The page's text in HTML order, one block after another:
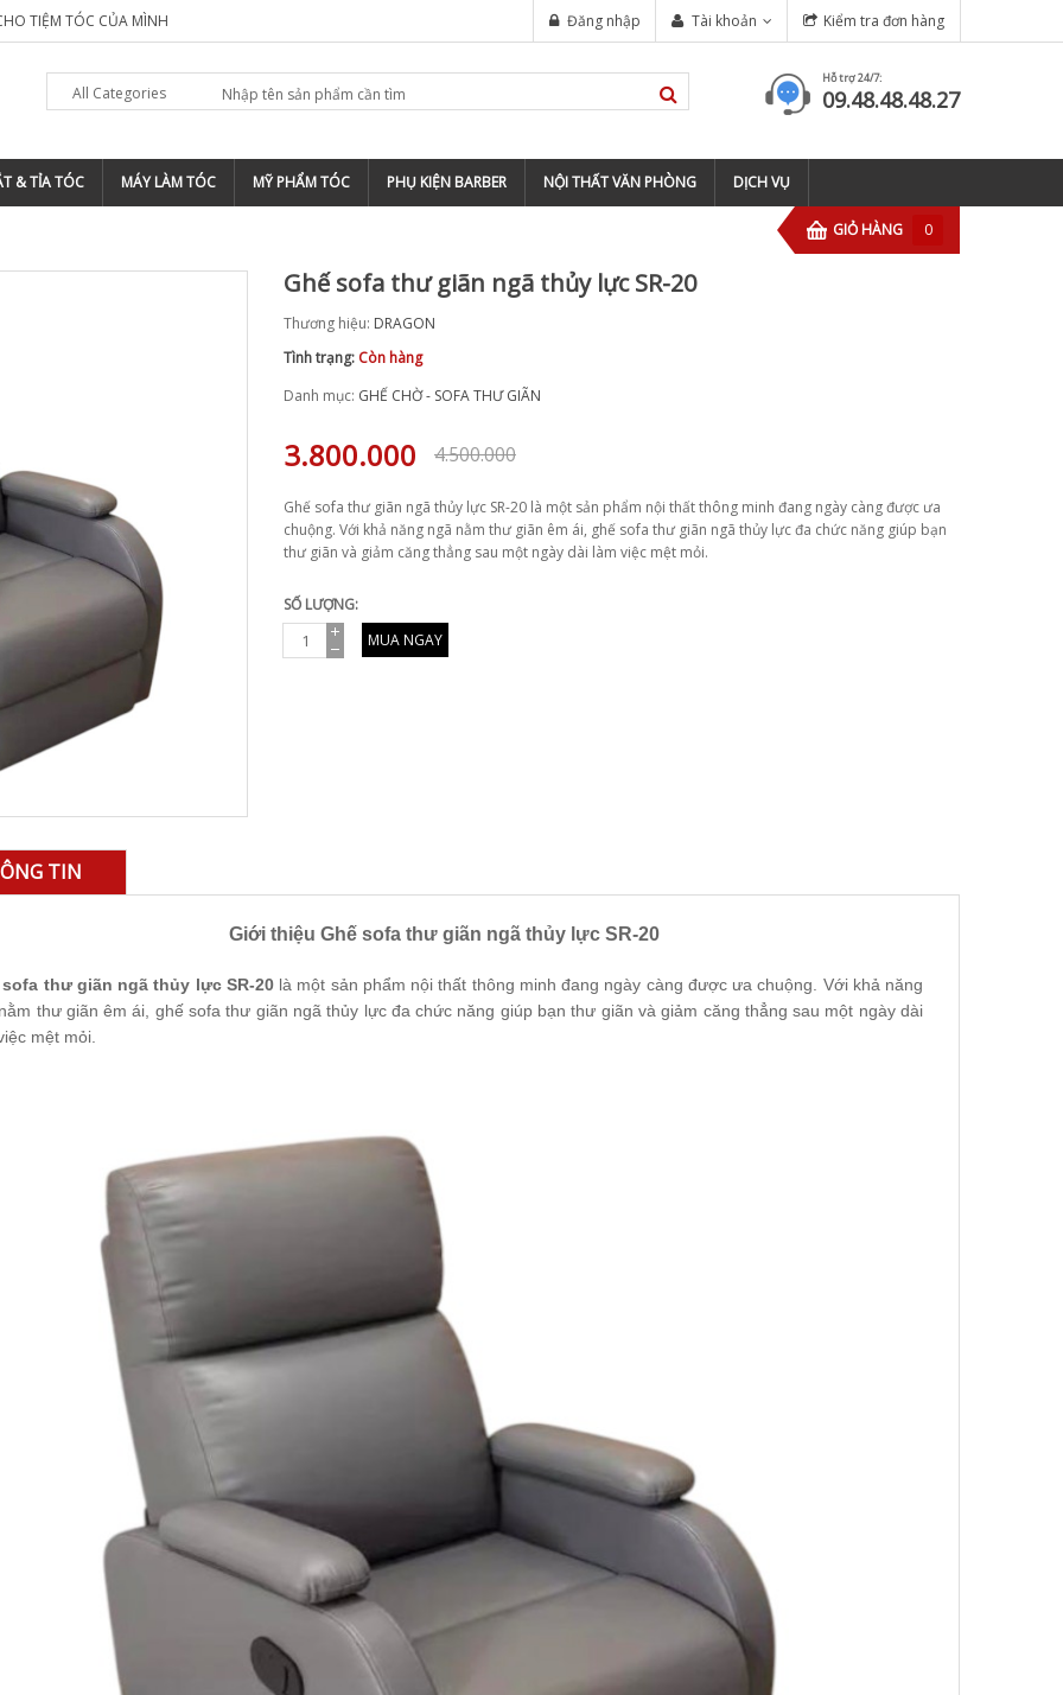
TIỆM TÓC ? TOP 5 ĐỊA CHỈ ĐÀO TẠO BARBER CHUYÊN NGHIỆP TẠI TP HỒ CHÍ MINH tông đơ wahl magic clip
Kiểm tra đơn hàng
Tài khoản
Đăng nhập
All Categories
Hỗ trợ 24/7:
09.48.48.48.27
& TỈA TÓC MÁY LÀM TÓC MỸ PHẨM TÓC PHỤ KIỆN BARBER NỘI THẤT VĂN PHÒNG DỊCH VỤ
GIỎ HÀNG 0
Ghế sofa thư giãn ngã thủy lực SR-20
Thương hiệu: DRAGON
Tình trạng: Còn hàng
Danh mục: GHẾ CHỜ - SOFA THƯ GIÃN
4.500.000
3.800.000
Ghế sofa thư giãn ngã thủy lực SR-20 là một sản phẩm nội thất thông minh đang ngày càng được ưa
chuộng. Với khả năng ngã nằm thư giãn êm ái, ghế sofa thư giãn ngã thủy lực đa chức năng giúp bạn
thư giãn và giảm căng thẳng sau một ngày dài làm việc mệt mỏi.
SỐ LƯỢNG:
MUA NGAY
sofa chờ Royal
TIN
Giới thiệu Ghế sofa thư giãn ngã thủy lực SR-20
sofa thư giãn ngã thủy lực SR-20 là một sản phẩm nội thất thông minh đang ngày càng được ưa chuộng. Với khả năng
thư giãn êm ái, ghế sofa thư giãn ngã thủy lực đa chức năng giúp bạn thư giãn và giảm căng thẳng sau một ngày dài
mệt mỏi.